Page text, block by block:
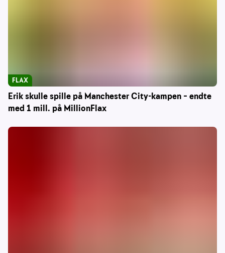
Erik skulle spille på Manchester City-kampen – endte
med 1 mill. på MillionFlax
FLAX